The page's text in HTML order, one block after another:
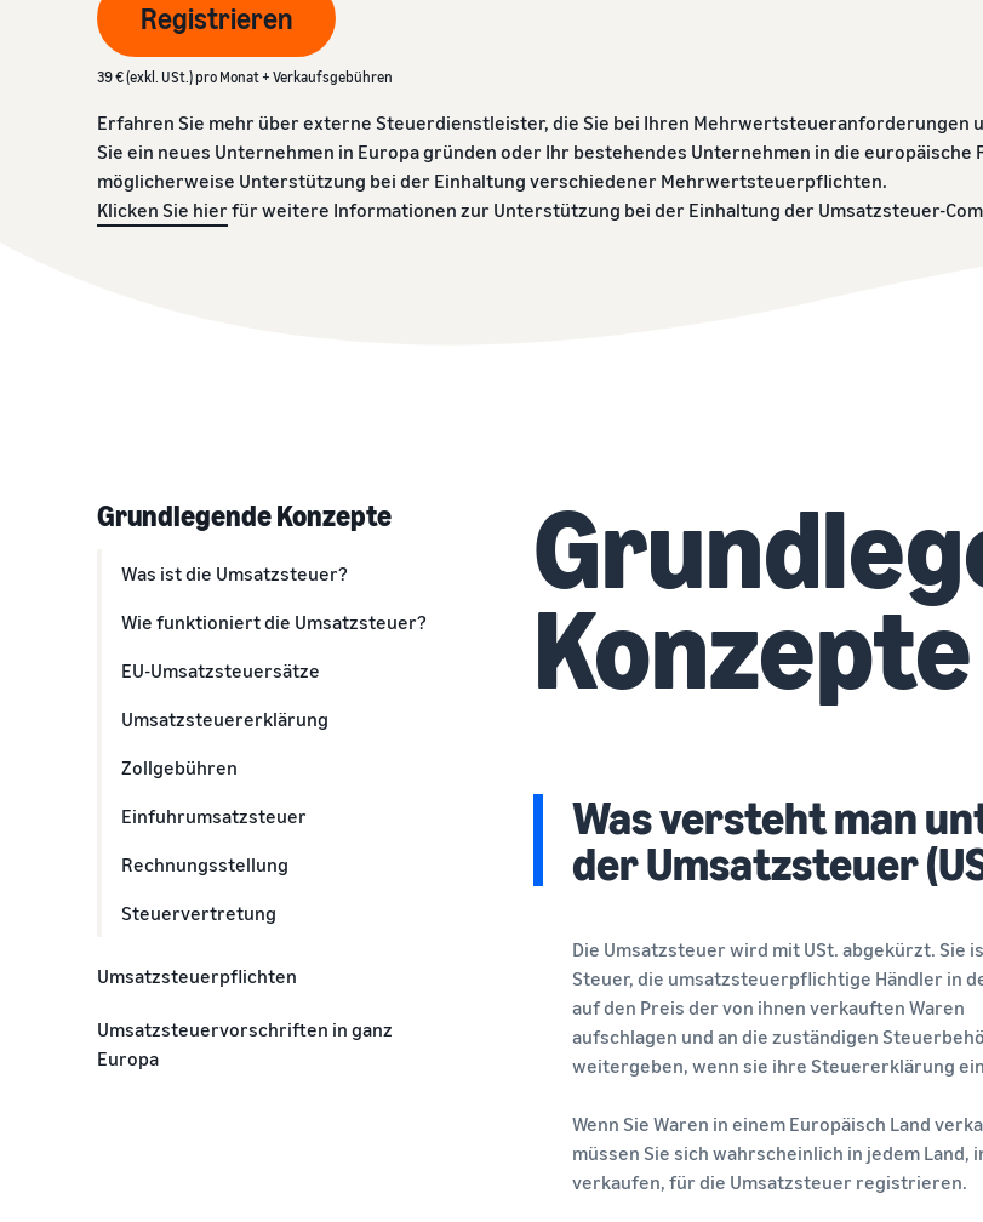
Bestellungen versenden
Produkte an Kund:innen bringen
Häufig gestellte Fragen ansehen
Kundenbestellungen erfüllen
Lernen Sie geeignete Lösungen für Ihre Sendungen
kennen
Umsatzrechner
Berechnen Sie Gebühren und Kosten für ein Produkt,
vergleichen Sie Versandmethoden
Amazon unterstützen kann
Häufig gestellte Fragen ansehen
Kostenübersicht für dieses beliebte Programm erhalten
Umsatzsteuer-Wissenszentrum
Alles Wichtige rund um die Umsatzsteuer auf einen Blick
Häufig gestellte Fragen ansehen
Registrieren
39 € (exkl. USt.) pro Monat + Verkaufsgebühren
Erfahren Sie mehr über externe Steuerdienstleister, die Sie bei Ihren Mehrwertsteueranforderungen
Sie ein neues Unternehmen in Europa gründen oder Ihr bestehendes Unternehmen in die europäische
möglicherweise Unterstützung bei der Einhaltung verschiedener Mehrwertsteuerpflichten.
Klicken Sie hier für weitere Informationen zur Unterstützung bei der Einhaltung der Umsatzsteuer-
Grundlegende Konzepte
Was ist die Umsatzsteuer?
Wie funktioniert die Umsatzsteuer?
EU-Umsatzsteuersätze
Umsatzsteuererklärung
Zollgebühren
Einfuhrumsatzsteuer
Rechnungsstellung
Steuervertretung
Umsatzsteuerpflichten
Identifikationsnummer?
Umsatzsteuervorschriften in ganz
Europa
Konzepte
Was versteht man
der Umsatzsteuer
Die Umsatzsteuer wird mit USt. abgekürzt. Sie
Steuer, die umsatzsteuerpflichtige Händler in
auf den Preis der von ihnen verkauften Waren
aufschlagen und an die zuständigen
weitergeben, wenn sie ihre Steuererklärung
Wenn Sie Waren in einem Europäisch Land
müssen Sie sich wahrscheinlich in jedem Land,
verkaufen, für die Umsatzsteuer registrieren.